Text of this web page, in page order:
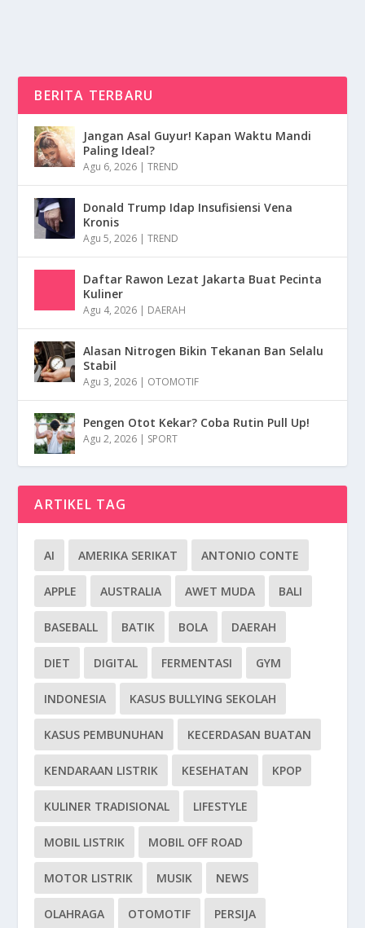
BERITA TERBARU
Jangan Asal Guyur! Kapan Waktu Mandi
Paling Ideal?
Agu 6, 2026 |TREND
Donald Trump Idap Insufisiensi Vena
Kronis
Agu 5, 2026 |TREND
Daftar Rawon Lezat Jakarta Buat Pecinta
Kuliner
Agu 4, 2026 | DAERAH
Alasan Nitrogen Bikin Tekanan Ban Selalu
Stabil
Agu 3, 2026 | OTOMOTIF
Pengen Otot Kekar? Coba Rutin Pull Up!
Agu 2, 2026 | SPORT
ARTIKEL TAG
AI AMERIKA SERIKAT ANTONIO CONTE
APPLE AUSTRALIA AWET MUDA BALI
BASEBALL BATIK BOLA DAERAH
DIET DIGITAL FERMENTASI GYM
INDONESIA KASUS BULLYING SEKOLAH
KASUS PEMBUNUHAN KECERDASAN BUATAN
KENDARAAN LISTRIK KESEHATAN KPOP
KULINER TRADISIONAL LIFESTYLE
MOBIL LISTRIK MOBIL OFF ROAD
MOTOR LISTRIK MUSIK NEWS
OLAHRAGA OTOMOTIF PERSIJA